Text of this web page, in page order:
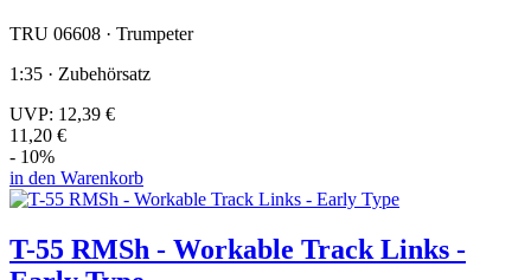
TRU 06608 · Trumpeter
1:35 · Zubehörsatz
UVP: 12,39 €
11,20 €
- 10%
in den Warenkorb
T-55 RMSh - Workable Track Links -